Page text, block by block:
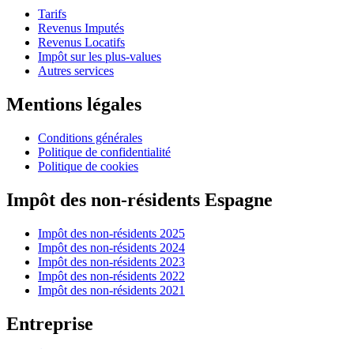
Tarifs
Revenus Imputés
Revenus Locatifs
Impôt sur les plus-values
Autres services
Mentions légales
Conditions générales
Politique de confidentialité
Politique de cookies
Impôt des non-résidents Espagne
Impôt des non-résidents 2025
Impôt des non-résidents 2024
Impôt des non-résidents 2023
Impôt des non-résidents 2022
Impôt des non-résidents 2021
Entreprise